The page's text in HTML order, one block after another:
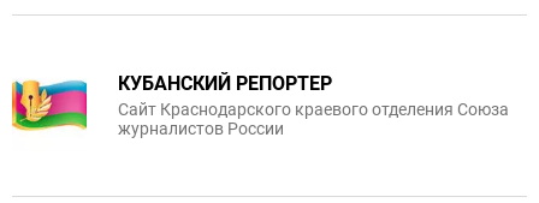
КУБАНСКИЙ РЕПОРТЕР
Сайт Краснодарского краевого отделения Союза
журналистов России